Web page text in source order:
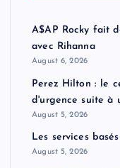
A$AP Rocky fait
avec Rihanna
August 6, 2026
Perez Hilton : le
d'urgence suite à
August 5, 2026
Les services
August 5, 2026